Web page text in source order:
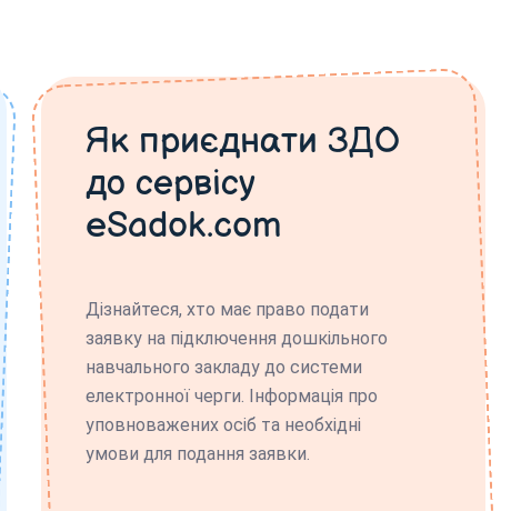
Як приєднати ЗДО
до сервісу
eSadok.com
Дізнайтеся, хто має право подати
заявку на підключення дошкільного
навчального закладу до системи
електронної черги. Інформація про
уповноважених осіб та необхідні
умови для подання заявки.